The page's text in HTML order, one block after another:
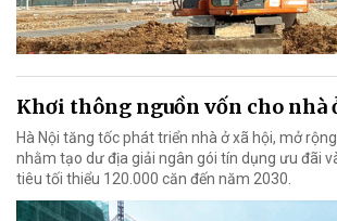
Khơi thông nguồn vốn cho nhà
Hà Nội tăng tốc phát triển nhà ở xã hội, mở
nhằm tạo dư địa giải ngân gói tín dụng ưu đãi
tiêu tối thiểu 120.000 căn đến năm 2030.